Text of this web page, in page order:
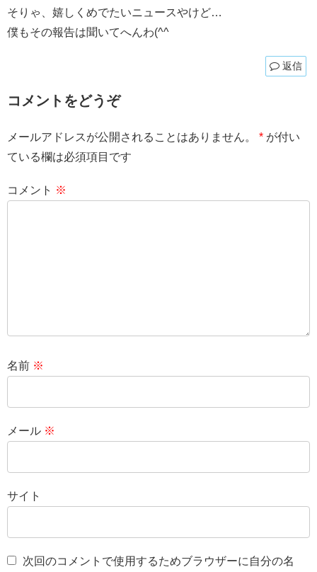
そりゃ、嬉しくめでたいニュースやけど…
僕もその報告は聞いてへんわ(^^ゞ
返信
コメントをどうぞ
メールアドレスが公開されることはありません。 * が付い
ている欄は必須項目です
コメント ※
名前 ※
メール ※
サイト
次回のコメントで使用するためブラウザーに自分の名